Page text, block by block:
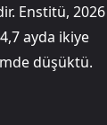
Enstitü, 2026
ayda ikiye
düşüktü.